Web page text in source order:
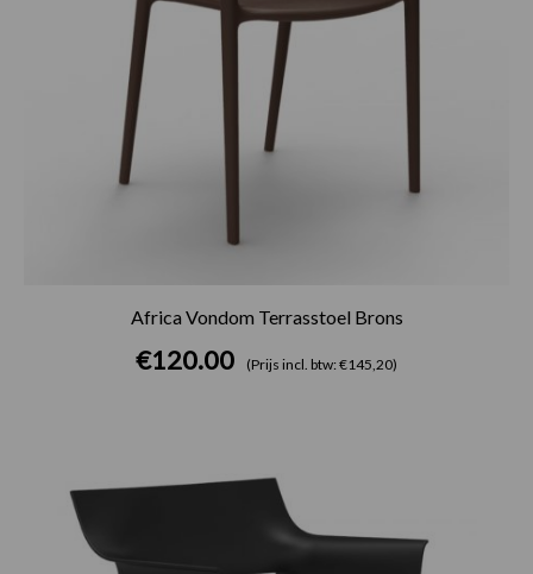
Africa Vondom Terrasstoel Brons
€120.00 (Prijs incl. btw: €145,20)